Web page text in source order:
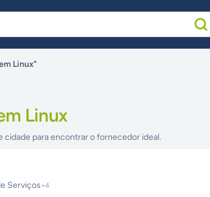
Linux"
Linux
cidade para encontrar o fornecedor ideal.
Serviços+4